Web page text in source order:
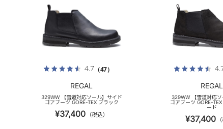
4.7（47）
REGAL
329WW 【雪道対応ソール】サイド
ゴアブーツ GORE-TEX ブラック
¥37,400 （税込）
REGAL
329WW 【雪道対応
ゴアブーツ GORE-
ード
¥37,400